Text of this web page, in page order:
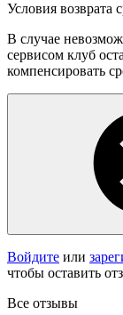
Условия возврата
В случае
сервисом клуб
компенсировать
Войдите или
чтобы оставить
Все отзывы